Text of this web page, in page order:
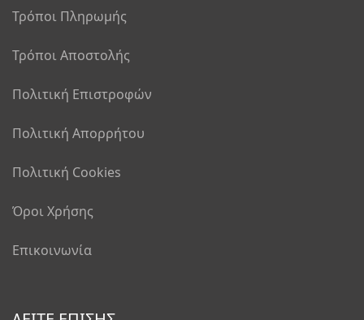
Τρόποι Πληρωμής
Τρόποι Αποστολής
Πολιτική Επιστροφών
Πολιτική Απορρήτου
Πολιτική Cookies
Όροι Χρήσης
Επικοινωνία